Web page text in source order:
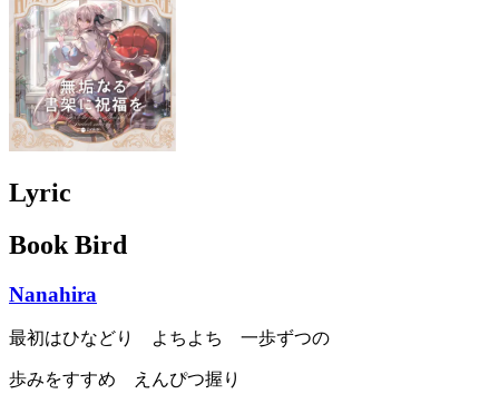
Lyric
Book Bird
Nanahira
最初はひなどり よちよち 一歩ずつの
歩みをすすめ えんぴつ握り